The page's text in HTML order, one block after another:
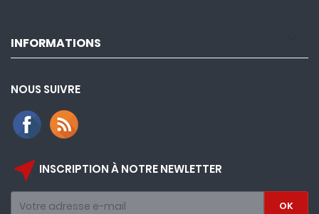
INFORMATIONS
NOUS SUIVRE
near_me INSCRIPTION À NOTRE NEWLETTER